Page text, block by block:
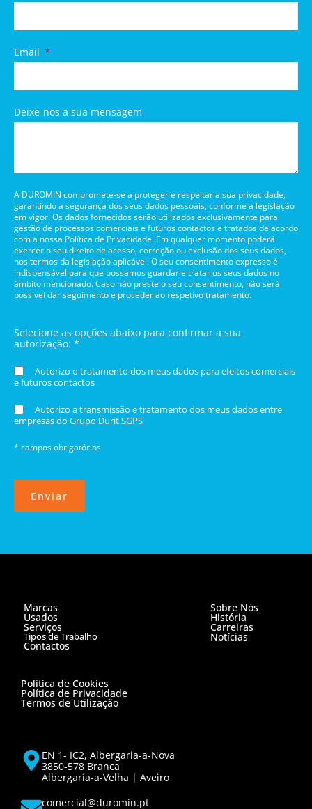
Email
Deixe-nos a sua mensagem
A DUROMIN compromete-se a proteger e respeitar a sua privacidade,
garantindo a segurança dos seus dados pessoais, conforme a legislação
em vigor. Os dados fornecidos serão utilizados exclusivamente para
gestão de processos comerciais e futuros contactos e tratados de acordo
com a nossa Política de Privacidade. Em qualquer momento poderá
exercer o seu direito de acesso, correção ou exclusão dos seus dados,
nos termos da legislação aplicável. O seu consentimento expresso é
indispensável para que possamos guardar e tratar os seus dados no
âmbito mencionado. Caso não preste o seu consentimento, não será
possível dar seguimento e proceder ao respetivo tratamento.
Selecione as opções abaixo para confirmar a sua
autorização: *
Autorizo o tratamento dos meus dados para efeitos comerciais
e futuros contactos
Autorizo a transmissão e tratamento dos meus dados entre
empresas do Grupo Durit SGPS
* campos obrigatórios
Enviar
Marcas
Usados
Serviços
Tipos de Trabalho
Contactos
Sobre Nós
História
Carreiras
Notícias
Política de Cookies
Política de Privacidade
Termos de Utilização
EN 1- IC2, Albergaria-a-Nova
3850-578 Branca
Albergaria-a-Velha | Aveiro
comercial@duromin.pt